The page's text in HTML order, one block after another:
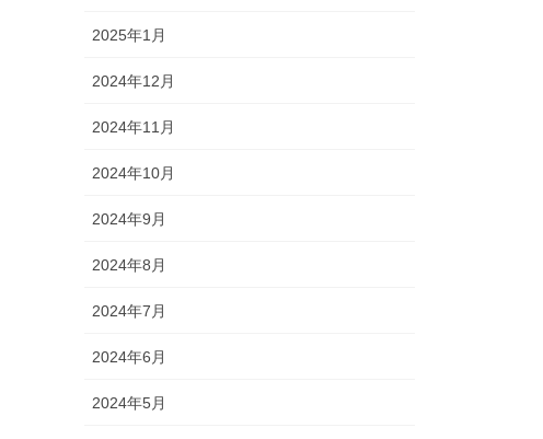
2025年1月
2024年12月
2024年11月
2024年10月
2024年9月
2024年8月
2024年7月
2024年6月
2024年5月